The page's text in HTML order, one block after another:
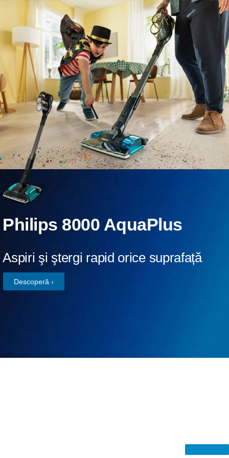
Philips 8000 AquaPlus
Aspiri şi ştergi rapid ​orice suprafață​
Descoperă ›